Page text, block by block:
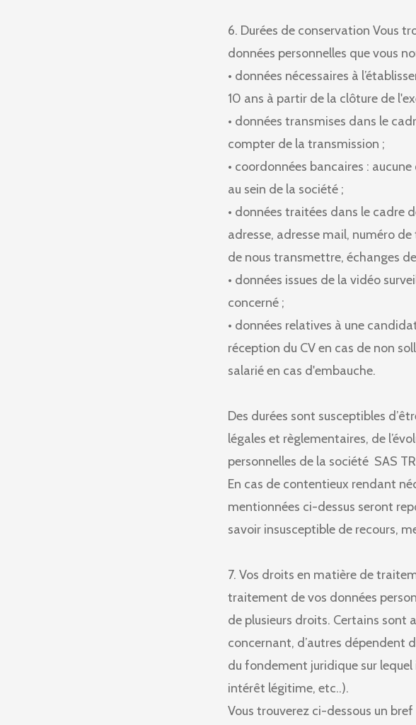
6. Durées de conservation Vous
données personnelles que vous
• données nécessaires à
10 ans à partir de la clôture de
• données transmises dans le
compter de la transmission ;
• coordonnées bancaires :
au sein de la société ;
• données traitées dans le cadre
adresse, adresse mail, numéro
de nous transmettre, échanges
• données issues de la vidéo
concerné ;
• données relatives à une
réception du CV en cas de non
salarié en cas d'embauche.
Des durées sont susceptibles
légales et règlementaires, de
personnelles de la société SAS
En cas de contentieux rendant
mentionnées ci-dessus seront
savoir insusceptible de recours,
7. Vos droits en matière de
traitement de vos données
de plusieurs droits. Certains sont
concernant, d’autres dépendent
du fondement juridique sur
intérêt légitime, etc..).
Vous trouverez ci-dessous un